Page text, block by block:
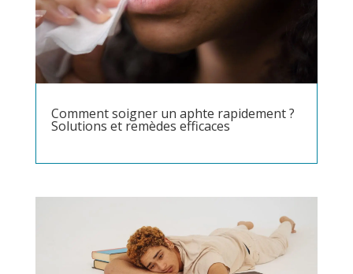
Comment soigner un aphte rapidement ?
Solutions et remèdes efficaces